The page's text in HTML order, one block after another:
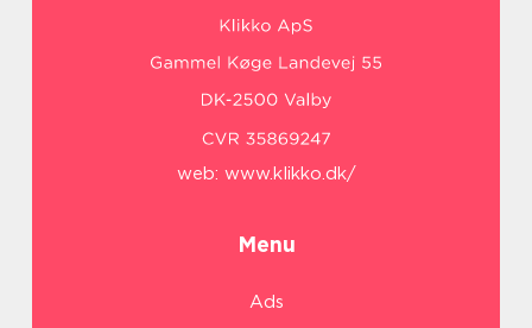
web: www.klikko.dk/
Menu
Ads